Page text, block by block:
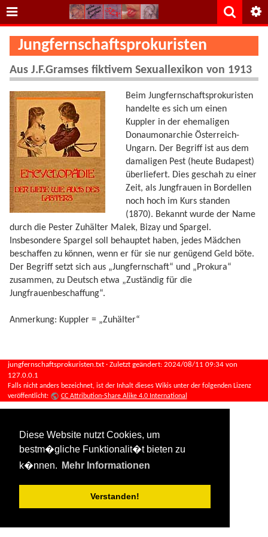
Diese Website nutzt Cookies, um
bestm�gliche Funktionalit�t bieten zu
k�nnen.
Mehr Informationen
Verstanden!
Jungfernschaftsprokuristen
Aus J.F.Gramses fiktivem Sexuallexikon von 1913
Beim Jungfernschaftsprokuristen
handelte es sich um einen
Kuppler in der ehemaligen
Donaumonarchie Österreich-
Ungarn. Der Begriff ist aus dem
damaligen Pest (heute Budapest)
überliefert. Dies geschah zu einer
Zeit, als Jungfrauen in Bordellen
noch hoch im Kurs standen
(1870). Bekannt wurde der Name
durch die Pester Zuhälter Malek, Bizay und Spargel.
Insbesondere Spargel soll behauptet haben, jedes Mädchen
beschaffen zu können, wenn er für sie nur genügend Geld böte.
Der Begriff setzt sich aus „Jungfernschaft“ und „Prokura“
zusammen, zu Deutsch etwa „Zuständig für die
Jungfrauenbeschaffung“.
Anmerkung: Kuppler = „Zuhälter“
jungfernschaftsprokuristen.txt · Zuletzt geändert: 2024/08/11 09:34 von
127.0.0.1
Falls nicht anders bezeichnet, ist der Inhalt dieses Wikis unter der folgenden Lizenz
veröffentlicht:
CC Attribution-Share Alike 4.0 International